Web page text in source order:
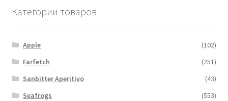
Категории товаров
Apple
(102)
Farfetch
(251)
Sanbitter Aperitivo
(43)
Seafrogs
(553)